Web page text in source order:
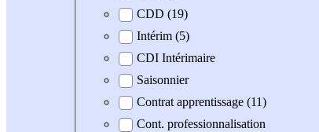
CDD (19)
Intérim (5)
CDI Intérimaire
Saisonnier
Contrat apprentissage (11)
Cont. professionnalisation